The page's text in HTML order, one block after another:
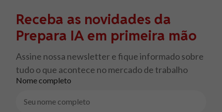
Receba as novidades da
Prepara IA em primeira mão
Assine nossa newsletter e fique informado sobre
tudo o que acontece no mercado de trabalho
Nome completo